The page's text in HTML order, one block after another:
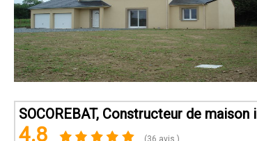
SOCOREBAT, Constructeur de
4.8 (36 avis )